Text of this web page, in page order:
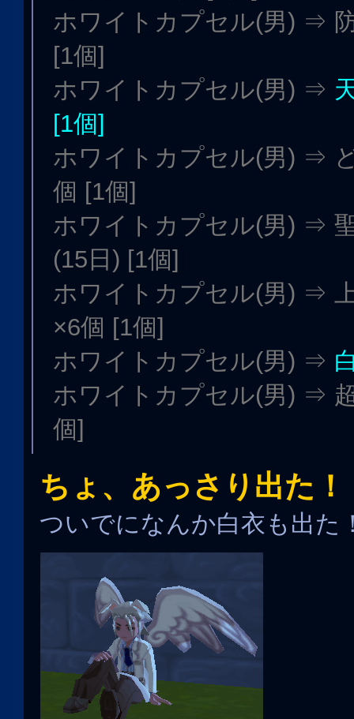
ホワイトカプセル(男) ⇒
[1個]
ホワイトカプセル(男) ⇒
[1個]
ホワイトカプセル(男) ⇒
個 [1個]
ホワイトカプセル(男) ⇒
(15日) [1個]
ホワイトカプセル(男) ⇒
×6個 [1個]
ホワイトカプセル(男) ⇒
ホワイトカプセル(男) ⇒
個]
ちょ、あっさり出た！
ついでになんか白衣も出た